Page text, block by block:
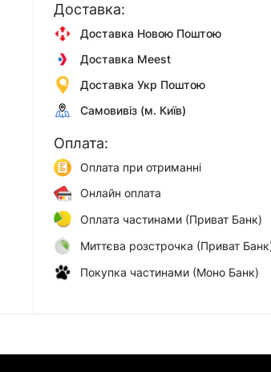
Доставка:
Доставка Новою Поштою
Доставка Meest
Доставка Укр Поштою
Самовивіз (м. Київ)
Оплата:
Оплата при отриманні
Онлайн оплата
Оплата частинами (Приват Банк)
Миттєва розстрочка (Приват
Покупка частинами (Моно Банк)